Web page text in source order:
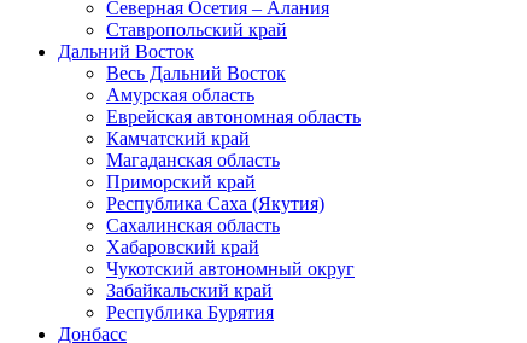
Северная Осетия – Алания
Ставропольский край
Дальний Восток
Весь Дальний Восток
Амурская область
Еврейская автономная область
Камчатский край
Магаданская область
Приморский край
Республика Саха (Якутия)
Сахалинская область
Хабаровский край
Чукотский автономный округ
Забайкальский край
Республика Бурятия
Донбасс